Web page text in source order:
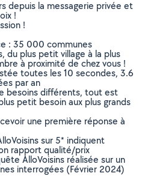
depuis la messagerie privée et
!
!
: 35 000 communes
du plus petit village à la plus
à proximité de chez vous !
toutes les 10 secondes, 3.6
par an
besoins différents, tout est
petit besoin aux plus grands
une première réponse à
sur 5* indiquent
rapport qualité/prix
AlloVoisins réalisée sur un
interrogées (Février 2024)